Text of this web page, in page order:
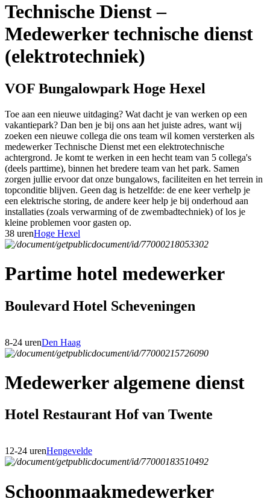
Technische Dienst –
Medewerker technische dienst
(elektrotechniek)
VOF Bungalowpark Hoge Hexel
Toe aan een nieuwe uitdaging? Wat dacht je van werken op een
vakantiepark? Dan ben je bij ons aan het juiste adres, want wij
zoeken een nieuwe collega die ons team wil komen versterken als
medewerker Technische Dienst met een elektrotechnische
achtergrond. Je komt te werken in een hecht team van 5 collega's
(deels parttime), binnen het bredere team van het park. Samen
zorgen jullie ervoor dat onze bungalows, faciliteiten en het terrein in
topconditie blijven. Geen dag is hetzelfde: de ene keer verhelp je
een elektrische storing, de andere keer help je bij onderhoud aan
installaties (zoals verwarming of de zwembadtechniek) of los je
kleine problemen voor gasten op.
38 urenHoge Hexel
Partime hotel medewerker
Boulevard Hotel Scheveningen
8-24 urenDen Haag
Medewerker algemene dienst
Hotel Restaurant Hof van Twente
12-24 urenHengevelde
Schoonmaakmedewerker